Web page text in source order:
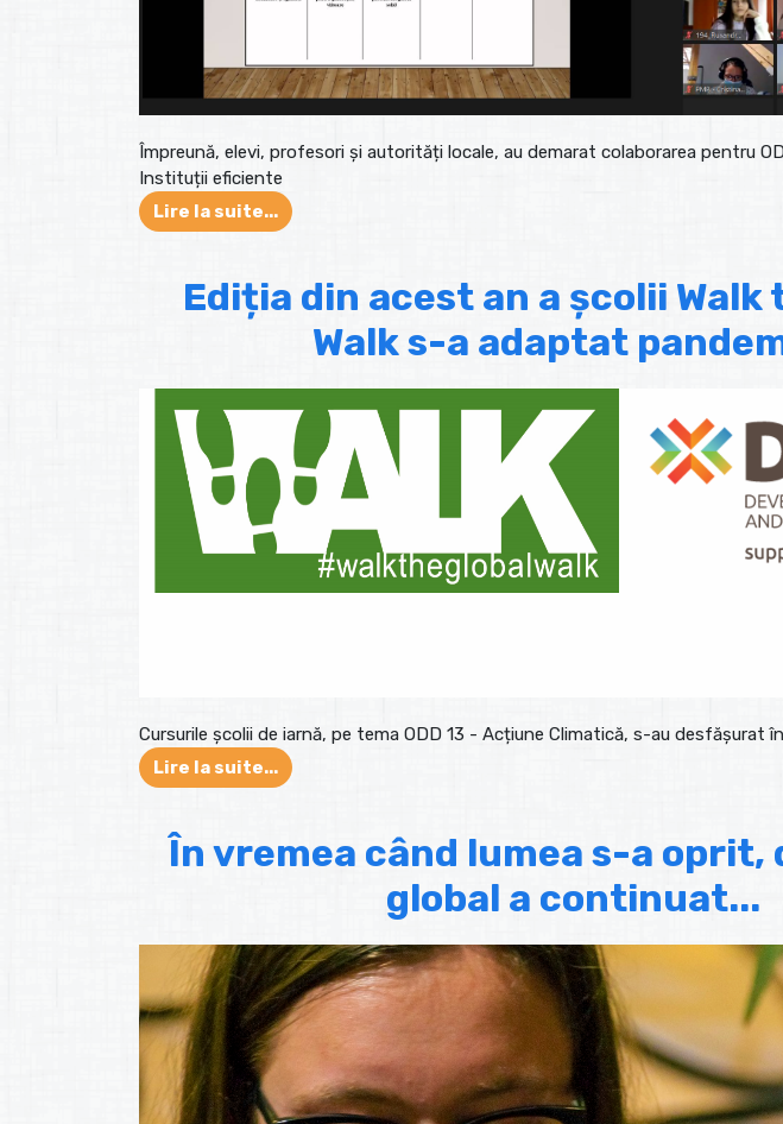
Împreună, elevi, profesori și autorități locale, au demarat colaborarea pentru
Instituții eficiente
Lire la suite...
Ediția din acest an a școlii Walk
Walk s-a adaptat
Cursurile școlii de iarnă, pe tema ODD 13 - Acțiune Climatică, s-au desfășurat
Lire la suite...
În vremea când lumea s-a oprit,
global a continuat...